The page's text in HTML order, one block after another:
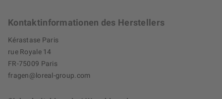
Kontaktinformationen des Herstellers
Kérastase Paris
rue Royale 14
FR-75009 Paris
fragen@loreal-group.com